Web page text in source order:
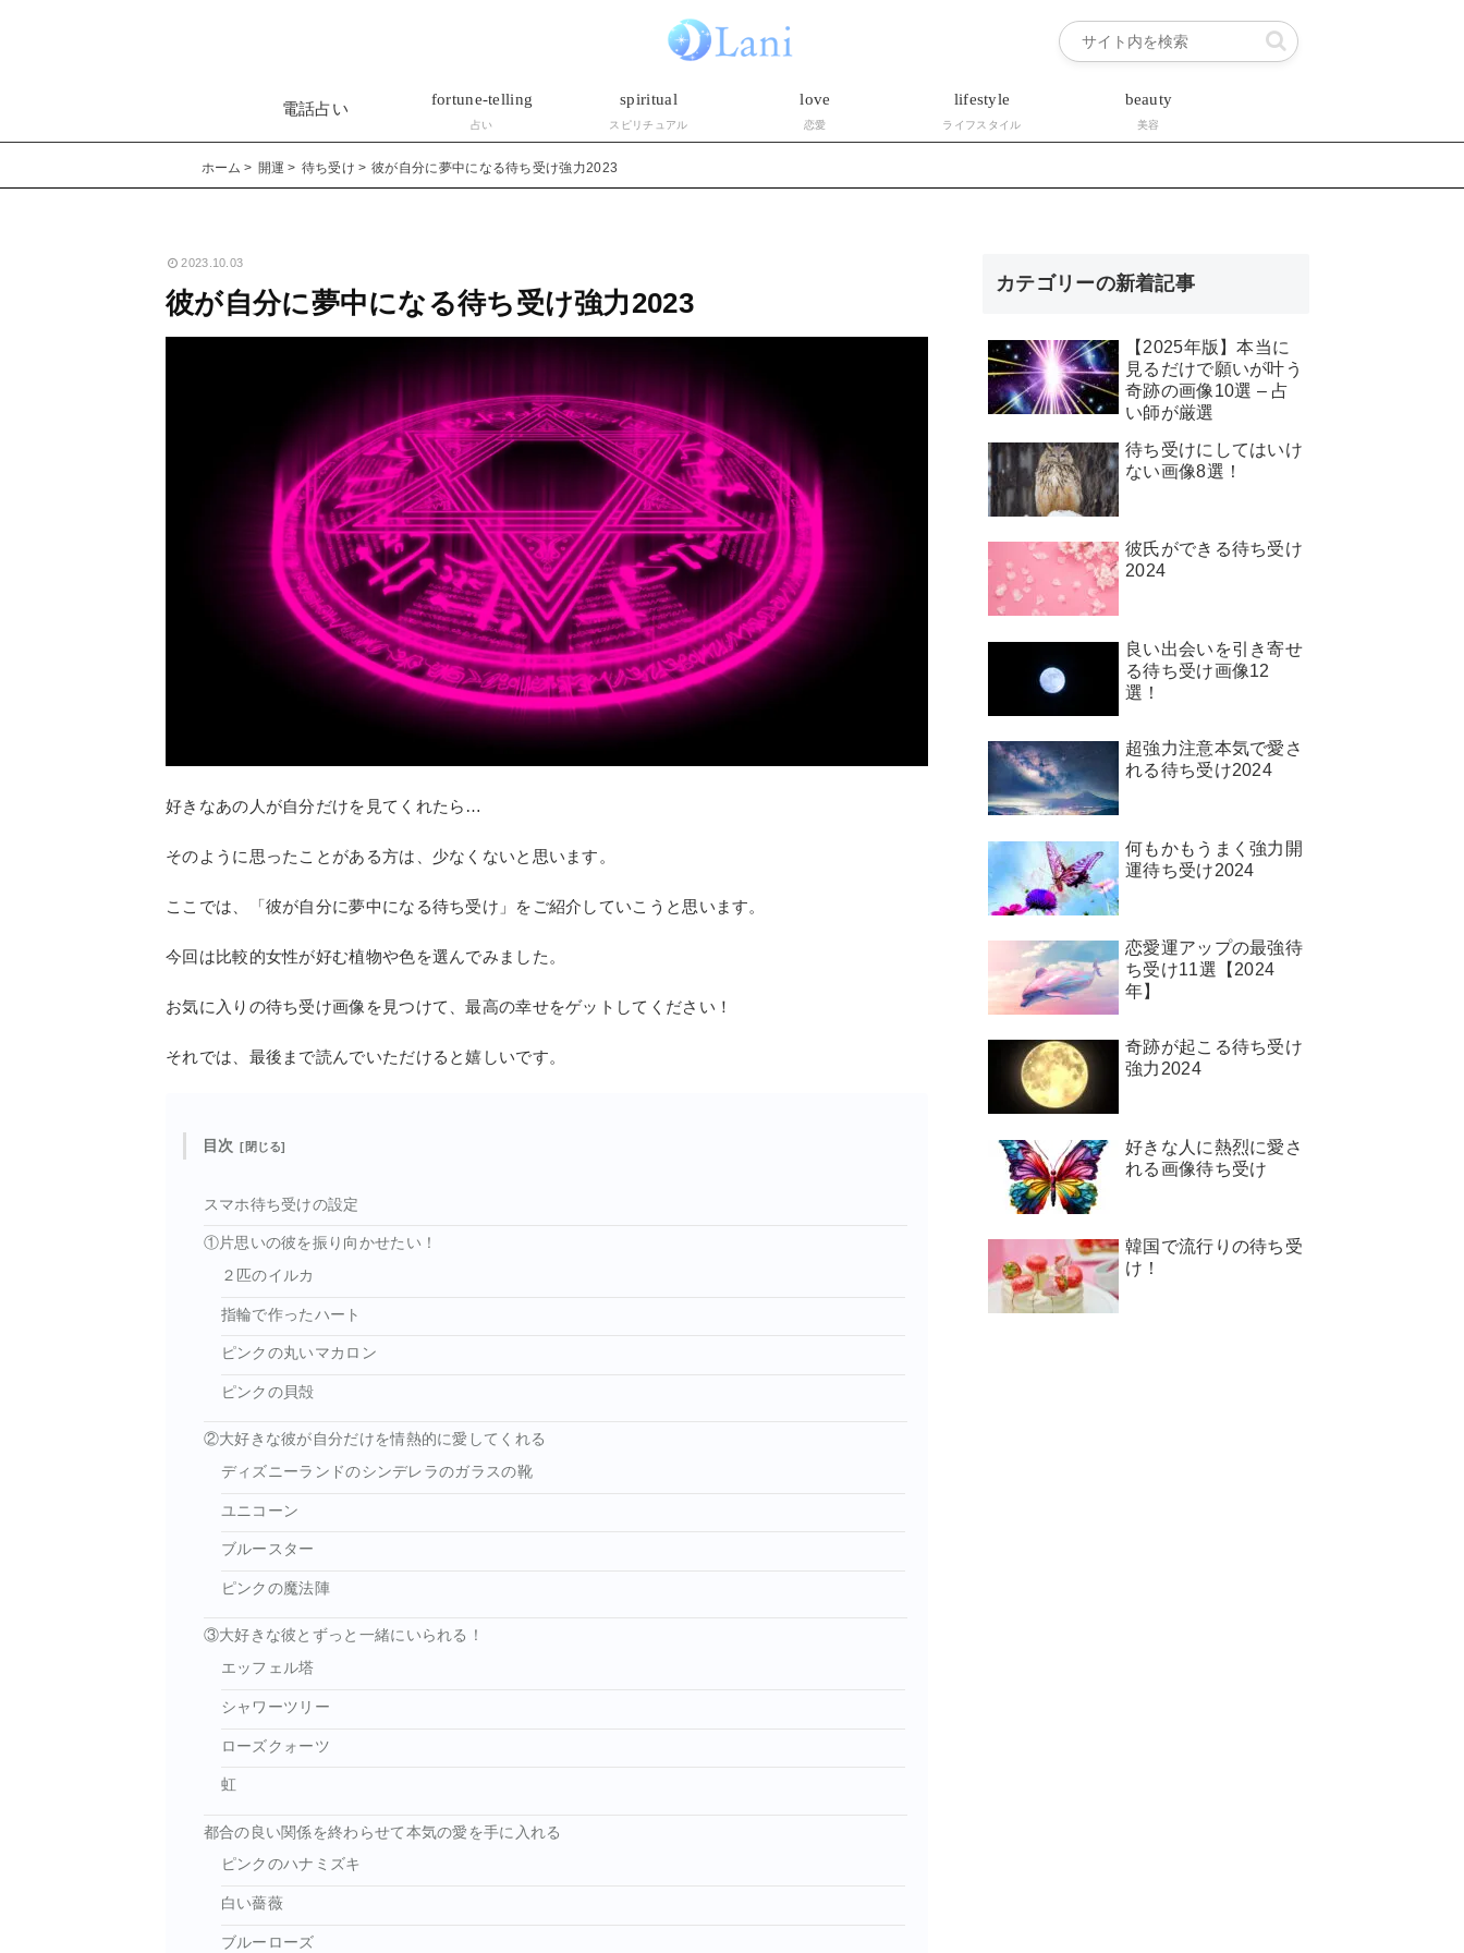
電話占い
fortune-telling
占い
spiritual
スピリチュアル
love
恋愛
lifestyle
ライフスタイル
beauty
美容
ホーム 開運 待ち受け 彼が自分に夢中になる待ち受け強力2023
2023.10.03
彼が自分に夢中になる待ち受け強力2023
好きなあの人が自分だけを見てくれたら…
そのように思ったことがある方は、少なくないと思います。
ここでは、「彼が自分に夢中になる待ち受け」をご紹介していこうと思います。
今回は比較的女性が好む植物や色を選んでみました。
お気に入りの待ち受け画像を見つけて、最高の幸せをゲットしてください！
それでは、最後まで読んでいただけると嬉しいです。
目次
スマホ待ち受けの設定
①片思いの彼を振り向かせたい！
２匹のイルカ
指輪で作ったハート
ピンクの丸いマカロン
ピンクの貝殻
②大好きな彼が自分だけを情熱的に愛してくれる
ディズニーランドのシンデレラのガラスの靴
ユニコーン
ブルースター
ピンクの魔法陣
③大好きな彼とずっと一緒にいられる！
エッフェル塔
シャワーツリー
ローズクォーツ
虹
都合の良い関係を終わらせて本気の愛を手に入れる
ピンクのハナミズキ
白い薔薇
ブルーローズ
カテゴリーの新着記事
【2025年版】本当に
見るだけで願いが叶う
奇跡の画像10選 – 占
い師が厳選
待ち受けにしてはいけ
ない画像8選！
彼氏ができる待ち受け
2024
良い出会いを引き寄せ
る待ち受け画像12
選！
超強力注意本気で愛さ
れる待ち受け2024
何もかもうまく強力開
運待ち受け2024
恋愛運アップの最強待
ち受け11選【2024
年】
奇跡が起こる待ち受け
強力2024
好きな人に熱烈に愛さ
れる画像待ち受け
韓国で流行りの待ち受
け！